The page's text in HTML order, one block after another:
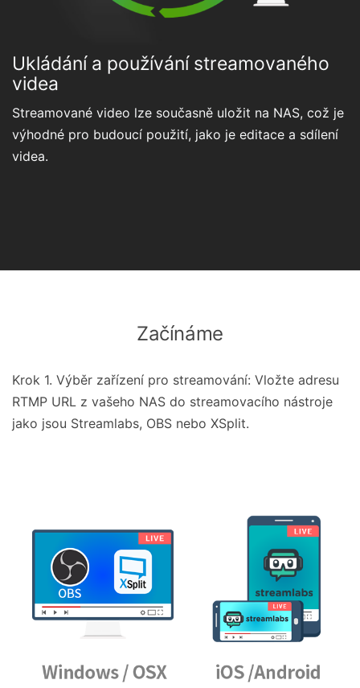
Ukládání a používání streamovaného
videa
Streamované video lze současně uložit na NAS, což je
výhodné pro budoucí použití, jako je editace a sdílení
videa.
Začínáme
Krok 1. Výběr zařízení pro streamování: Vložte adresu
RTMP URL z vašeho NAS do streamovacího nástroje
jako jsou Streamlabs, OBS nebo XSplit.